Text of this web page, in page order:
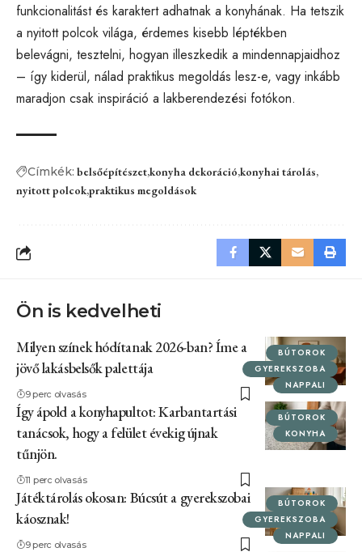
funkcionalitást és karaktert adhatnak a konyhának. Ha tetszik
a nyitott polcok világa, érdemes kisebb léptékben
belevágni, tesztelni, hogyan illeszkedik a mindennapjaidhoz
– így kiderül, nálad praktikus megoldás lesz-e, vagy inkább
maradjon csak inspiráció a lakberendezési fotókon.
Címkék: belsőépítészetkonyha dekoráció konyhai tárolás
nyitott polcokpraktikus megoldások
Ön is kedvelheti
BÚTOROK
GYEREKSZOBA
NAPPALI
Milyen színek hódítanak 2026-ban? Íme a
jövő lakásbelsők palettája
9 perc olvasás
BÚTOROK
KONYHA
Így ápold a konyhapultot: Karbantartási
tanácsok, hogy a felület évekig újnak
tűnjön.
11 perc olvasás
BÚTOROK
GYEREKSZOBA
NAPPALI
Játéktárolás okosan: Búcsút a gyerekszobai
káosznak!
9 perc olvasás